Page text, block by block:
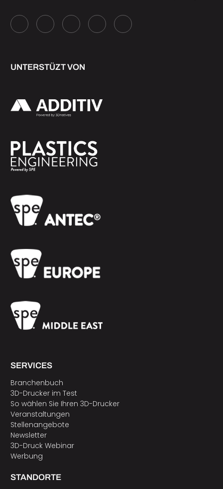
UNTERSTÜZT VON
SERVICES
Branchenbuch
3D-Drucker im Test
So wählen Sie Ihren 3D-Drucker
Veranstaltungen
Stellenangebote
Newsletter
3D-Druck Webinar
Werbung
STANDORTE